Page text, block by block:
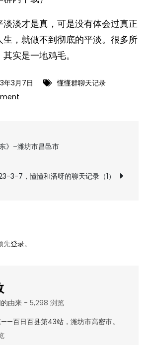
淡才是真，可是没有体会过真正
生，就做不到彻底的平淡。很多所
实是一地鸡毛。
年3月7日
懂懂群聊天记录
懂
群
（1）：
高
资
》–潍坊市昌邑市
3-7，懂懂和潘呀的聊天记录（1）
先登录。
由来 - 5,298 浏览
百日百县第43站，潍坊市高密市。